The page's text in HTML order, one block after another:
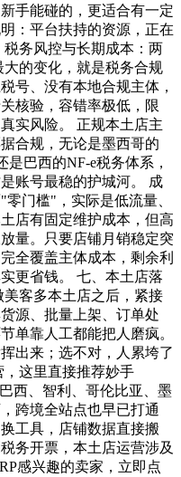
手能碰的，更适合有一定
：平台扶持的资源，正在
务风控与长期成本：两
的变化，就是税务合规
号、没有本地合规主体，
核验，容错率极低，限
实风险。 正规本土店主
合规，无论是墨西哥的
巴西的NF-e税务体系，
账号最稳的护城河。 成
门槛"，实际是低流量、
店有固定维护成本，但高
量。只要店铺月销稳定突
全覆盖主体成本，剩余利
更省钱。 七、本土店落
客多本土店之后，紧接
源、批量上架、订单处
单靠人工都能把人磨疯。
出来；选不对，人累垮了
这里直接推荐妙手
西、智利、哥伦比亚、墨
跨境全站点也早已打通
工具，店铺数据直接搬
务开票，本土店运营涉及
感兴趣的卖家，立即点